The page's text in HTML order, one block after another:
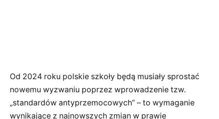
Od 2024 roku polskie szkoły będą musiały sprostać
nowemu wyzwaniu poprzez wprowadzenie tzw.
„standardów antyprzemocowych” – to wymaganie
wynikające z najnowszych zmian w prawie